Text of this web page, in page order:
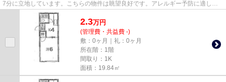
7分に立地しています。こちらの物件は眺望良好です。アレルギー予防に適し
た、通気性の良い安心の物件です...
2.3万円
(管理費・共益費 -)
敷：0ヶ月｜礼：0ヶ月
所在階：1階
間取り：1K
面積：19.84㎡